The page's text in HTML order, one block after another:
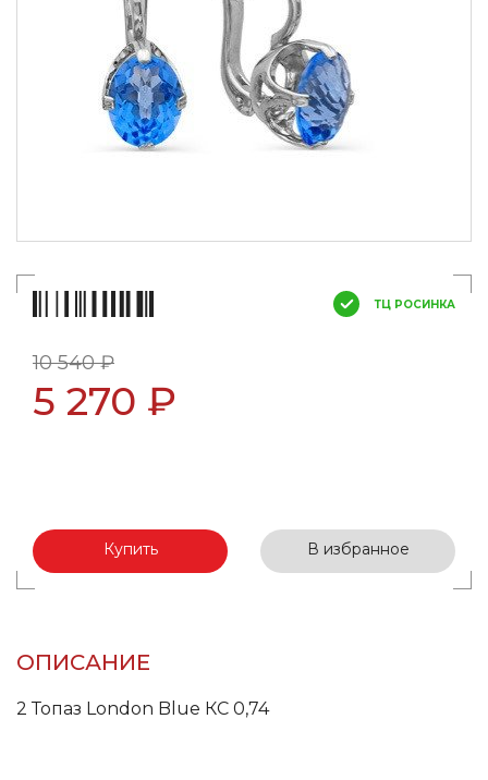
ТЦ РОСИНКА
10 540 ₽
5 270 ₽
Купить В избранное
ОПИСАНИЕ
2 Топаз London Blue КС 0,74